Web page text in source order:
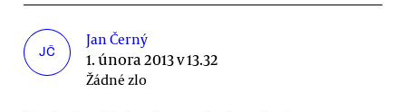
JČ
Jan Černý
1. února 2013 v 13.32
Žádné zlo